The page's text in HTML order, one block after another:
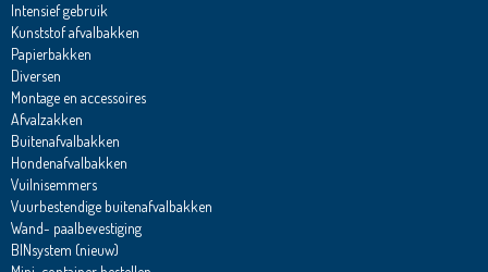
Intensief gebruik
Kunststof afvalbakken
Papierbakken
Diversen
Montage en accessoires
Afvalzakken
Buitenafvalbakken
Hondenafvalbakken
Vuilnisemmers
Vuurbestendige buitenafvalbakken
Wand- paalbevestiging
BINsystem (nieuw)